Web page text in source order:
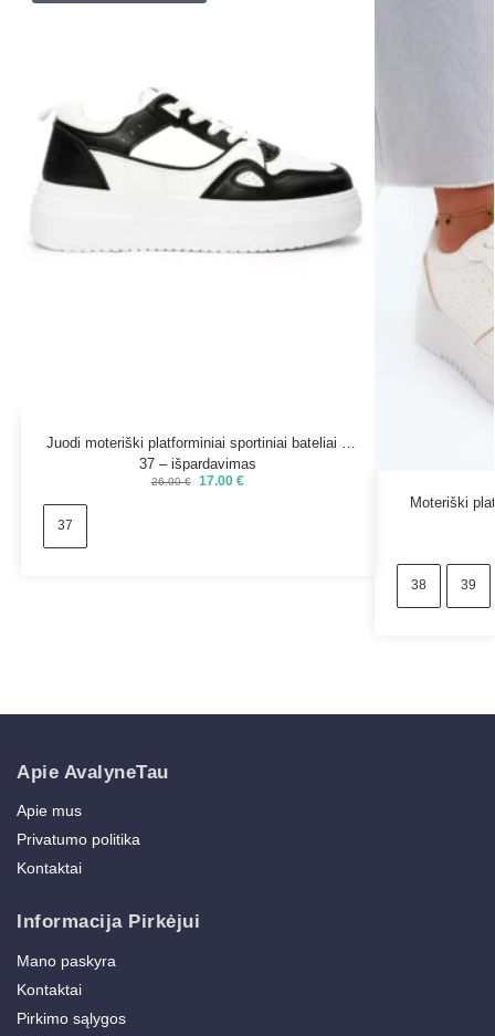
Juodi moteriški platforminiai sportiniai bateliai –
37 – išpardavimas
26.00€ 17.00 €
37
Moteriški
38 39
Apie AvalyneTau
Apie mus
Privatumo politika
Kontaktai
Informacija Pirkėjui
Mano paskyra
Kontaktai
Pirkimo sąlygos